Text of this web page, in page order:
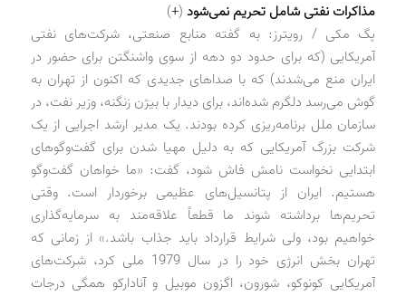
مذاکرات نفتی شامل تحریم نمی‌شود (
+
)
پگ مکی / رویترز: به گفته منابع صنعتی، شرکت‌های نفتی
آمریکایی (که برای حدود دو دهه از سوی واشنگتن برای حضور در
ایران منع می‌شدند) که با صداهای جدیدی که اکنون از تهران به
گوش می‌رسد دلگرم شده‌اند، برای دیدار با بیژن زنگنه، وزیر نفت، در
سازمان ملل برنامه‌ریزی کرده بودند. یک مدیر ارشد اجرایی از یک
شرکت بزرگ آمریکایی که به دلیل مهیا شدن برای گفت‌وگوهای
ابتدایی نخواست نامش فاش شود، گفت: «ما خواهان گفت‌وگو
هستیم. ایران از پتانسیل‌های عظیمی برخوردار است. وقتی
تحریم‌ها برداشته شوند ما قطعاً علاقه‌مند به سرمایه‌گذاری
خواهیم بود، ولی شرایط قرارداد باید جذاب باشد.» از زمانی که
تهران بخش انرژی خود را در سال 1979 ملی کرد، شرکت‌های
آمریکایی کونوکو، شورون، اگزون موبیل و آنادارکو همگی درجات